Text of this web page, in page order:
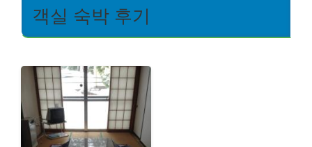
객실 숙박 후기